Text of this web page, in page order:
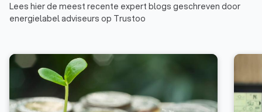
Lees hier de meest recente expert blogs geschreven door
energielabel adviseurs op Trustoo